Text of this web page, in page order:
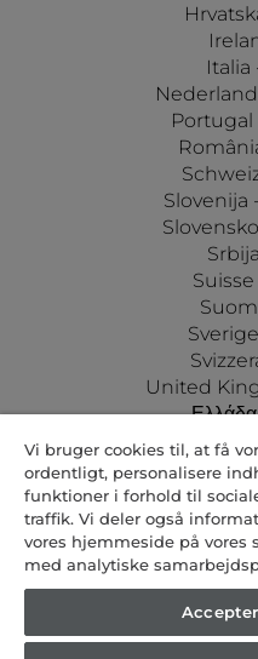
Italia
Slovenija
United
Ελλάδα
Україна
Candy Hoover Group Sr.l. med
koordinering aktivitet af Candy
Via Comolli, 57 - 20861
Vi bruger cookies til, at få
ordentligt, personalisere
funktioner i forhold til
traffik. Vi deler også
vores hjemmeside på vores
med analytiske